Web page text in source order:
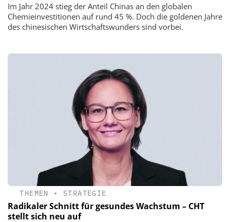
Im Jahr 2024 stieg der Anteil Chinas an den globalen
Chemieinvestitionen auf rund 45 %. Doch die goldenen Jahre
des chinesischen Wirtschaftswunders sind vorbei.
THEMEN • STRATEGIE
Radikaler Schnitt für gesundes Wachstum – CHT
stellt sich neu auf